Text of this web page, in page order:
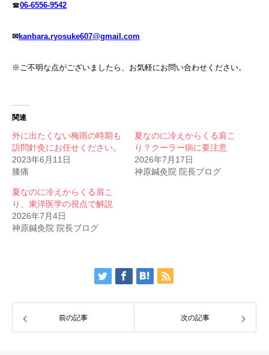
☎06-6556-9542
✉kanbara.ryosuke607@gmail.com
※ご不明な点がございましたら、お気軽にお問い合わせください。
関連
外に出たくない梅雨の時期も
訪問針灸にお任せください。
2023年6月11日
膝痛
夏なのに冷えからくる肩こ
り？クーラー病に要注意
2026年7月17日
神原鍼灸院 院長ブログ
夏なのに冷えからくる肩こ
り、東洋医学の視点で解説
2026年7月4日
神原鍼灸院 院長ブログ
前の記事 次の記事